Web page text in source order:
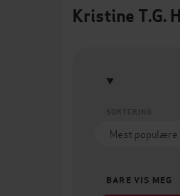
Kristine T.G.
BARE VIS MEG